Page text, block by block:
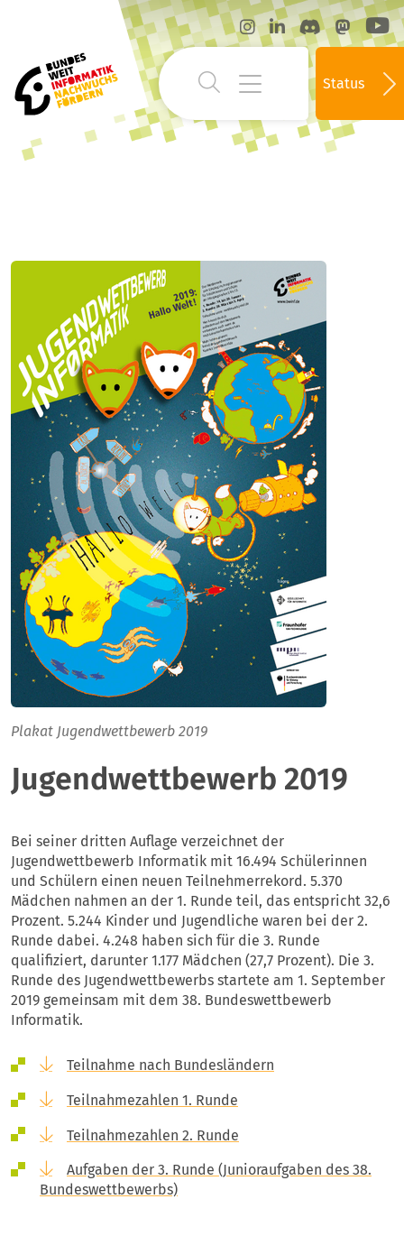
Status
Plakat Jugendwettbewerb 2019
Jugendwettbewerb 2019
Bei seiner dritten Auflage verzeichnet der
Jugendwettbewerb Informatik mit 16.494 Schülerinnen
und Schülern einen neuen Teilnehmerrekord. 5.370
Mädchen nahmen an der 1. Runde teil, das entspricht 32,6
Prozent. 5.244 Kinder und Jugendliche waren bei der 2.
Runde dabei. 4.248 haben sich für die 3. Runde
qualifiziert, darunter 1.177 Mädchen (27,7 Prozent). Die 3.
Runde des Jugendwettbewerbs startete am 1. September
2019 gemeinsam mit dem 38. Bundeswettbewerb
Informatik.
Teilnahme nach Bundesländern
Teilnahmezahlen 1. Runde
Teilnahmezahlen 2. Runde
Aufgaben der 3. Runde (Junioraufgaben des 38.
Bundeswettbewerbs)